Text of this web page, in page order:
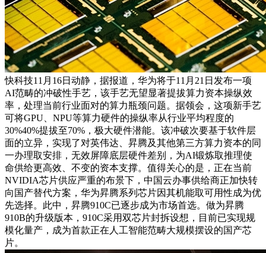
快科技11月16日动静，据报道，华为将于11月21日发布一项
AI范畴的冲破性手艺，该手艺无望显著提拔算力资本操纵效
率，处理当前行业面对的算力瓶颈问题。据领会，这项新手艺
可将GPU、NPU等算力硬件的操纵率从行业平均程度的
30%40%提拔至70%，极大硬件潜能。该冲破次要基于软件层
面的立异，实现了对英伟达、昇腾及其他第三方算力资本的同
一办理取安排，无效屏障底层硬件差别，为AI锻炼取推理使
命供给更高效、不变的资本支撑。值得关心的是，正在当前
NVIDIA芯片供应严重的布景下，中国云办事供给商正加快转
向国产替代方案，华为昇腾系列芯片因其机能取可用性成为优
先选择。此中，昇腾910C已逐步成为市场首选。做为昇腾
910B的升级版本，910C采用双芯片封拆设想，目前已实现规
模化量产，成为首款正在人工智能范畴大规模摆设的国产芯
片。